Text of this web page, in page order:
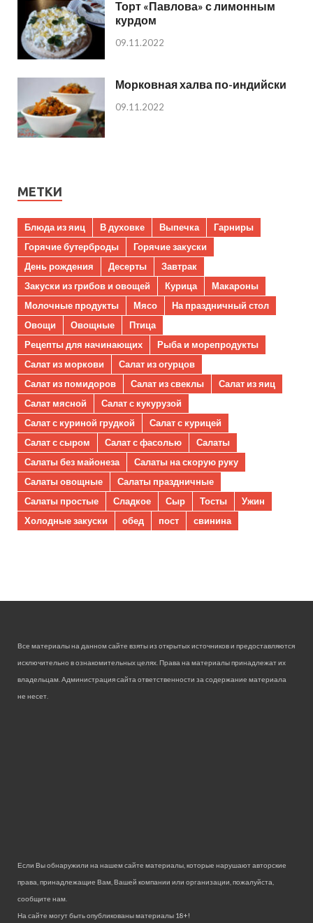
Торт «Павлова» с лимонным
курдом
09.11.2022
Морковная халва по-индийски
09.11.2022
МЕТКИ
Блюда из яиц В духовке Выпечка
Гарниры
Горячие бутерброды
Горячие закуски
День рождения
Десерты
Завтрак
Закуски из грибов и овощей
Курица
Макароны
Молочные продукты
Мясо
На праздничный стол
Овощи
Овощные
Птица
Рецепты для начинающих
Рыба и морепродукты
Салат из моркови
Салат из огурцов
Салат из помидоров
Салат из свеклы
Салат из яиц
Салат мясной
Салат с кукурузой
Салат с куриной грудкой
Салат с курицей
Салат с сыром
Салат с фасолью
Салаты
Салаты без майонеза
Салаты на скорую руку
Салаты овощные
Салаты праздничные
Салаты простые
Сладкое Сыр Тосты
Ужин
Холодные закуски
обед пост свинина
Все материалы на данном сайте взяты из открытых источников и предоставляются
исключительно в ознакомительных целях. Права на материалы принадлежат их
владельцам. Администрация сайта ответственности за содержание материала
не несет.
Если Вы обнаружили на нашем сайте материалы, которые нарушают авторские
права, принадлежащие Вам, Вашей компании или организации, пожалуйста,
сообщите нам.
На сайте могут быть опубликованы материалы 18+!